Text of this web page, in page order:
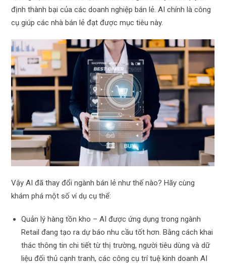
định thành bại của các doanh nghiệp bán lẻ. AI chính là công
cụ giúp các nhà bán lẻ đạt được mục tiêu này.
Vậy AI đã thay đổi ngành bán lẻ như thế nào? Hãy cùng
khám phá một số ví dụ cụ thể:
Quản lý hàng tồn kho – AI được ứng dụng trong ngành
Retail đang tạo ra dự báo nhu cầu tốt hơn. Bằng cách khai
thác thông tin chi tiết từ thị trường, người tiêu dùng và dữ
liệu đối thủ cạnh tranh, các công cụ trí tuệ kinh doanh AI